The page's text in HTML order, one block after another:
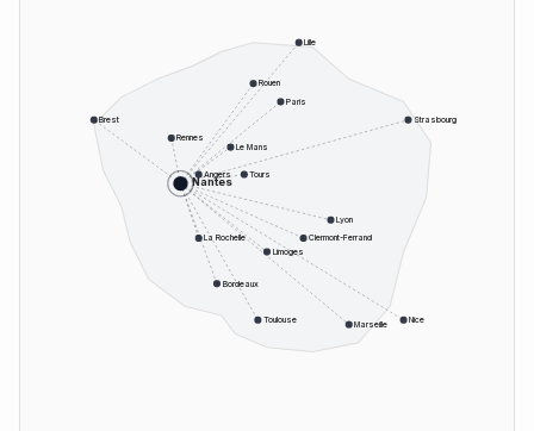
Nantes
Paris
Lyon
Marseille
Toulouse
Bordeaux
Nice
Strasbourg
Lille
Rennes
Angers
Le Mans
Tours
Limoges
Clermont-Ferrand
Rouen
Brest
La Rochelle